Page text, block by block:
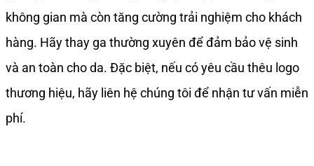
không gian mà còn tăng cường trải nghiệm cho khách
hàng. Hãy thay ga thường xuyên để đảm bảo vệ sinh
và an toàn cho da. Đặc biệt, nếu có yêu cầu thêu logo
thương hiệu, hãy liên hệ chúng tôi để nhận tư vấn miễn
phí.